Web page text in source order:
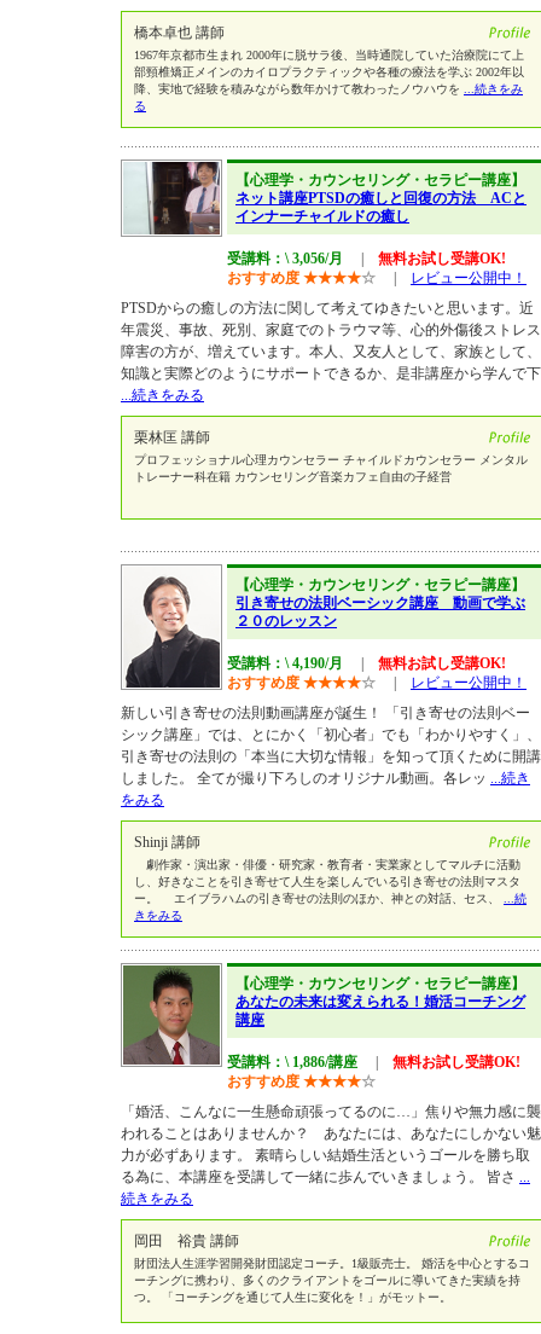
橋本卓也 講師
1967年京都市生まれ 2000年に脱サラ後、当時通院していた治療院にて上
部頸椎矯正メインのカイロプラクティックや各種の療法を学ぶ 2002年以
降、実地で経験を積みながら数年かけて教わったノウハウを
...続きをみ
る
【心理学・カウンセリング・セラピー講座】
ネット講座PTSDの癒しと回復の方法 ACと
インナーチャイルドの癒し
受講料：\ 3,056/月
無料お試し受講OK!
おすすめ度 ★★★★☆
レビュー公開中！
PTSDからの癒しの方法に関して考えてゆきたいと思います。近
年震災、事故、死別、家庭でのトラウマ等、心的外傷後ストレス
障害の方が、増えています。本人、又友人として、家族として、
知識と実際どのようにサポートできるか、是非講座から学んで下
...続きをみる
栗林匡 講師
プロフェッショナル心理カウンセラー チャイルドカウンセラー メンタル
トレーナー科在籍 カウンセリング音楽カフェ自由の子経営
【心理学・カウンセリング・セラピー講座】
引き寄せの法則ベーシック講座 動画で学ぶ
２０のレッスン
受講料：\ 4,190/月
無料お試し受講OK!
おすすめ度 ★★★★☆
レビュー公開中！
新しい引き寄せの法則動画講座が誕生！ 「引き寄せの法則ベー
シック講座」では、とにかく「初心者」でも「わかりやすく」、
引き寄せの法則の「本当に大切な情報」を知って頂くために開講
しました。 全てが撮り下ろしのオリジナル動画。各レッ ...続き
をみる
Shinji 講師
劇作家・演出家・俳優・研究家・教育者・実業家としてマルチに活動
し、好きなことを引き寄せて人生を楽しんでいる引き寄せの法則マスタ
ー。 エイブラハムの引き寄せの法則のほか、神との対話、セス、
...続
きをみる
【心理学・カウンセリング・セラピー講座】
あなたの未来は変えられる！婚活コーチング
講座
受講料：\ 1,886/講座
無料お試し受講OK!
おすすめ度 ★★★★☆
「婚活、こんなに一生懸命頑張ってるのに…」焦りや無力感に襲
われることはありませんか？ あなたには、あなたにしかない魅
力が必ずあります。 素晴らしい結婚生活というゴールを勝ち取
る為に、本講座を受講して一緒に歩んでいきましょう。 皆さ ...
続きをみる
岡田 裕貴 講師
財団法人生涯学習開発財団認定コーチ。1級販売士。 婚活を中心とするコ
ーチングに携わり、多くのクライアントをゴールに導いてきた実績を持
つ。 「コーチングを通じて人生に変化を！」がモットー。